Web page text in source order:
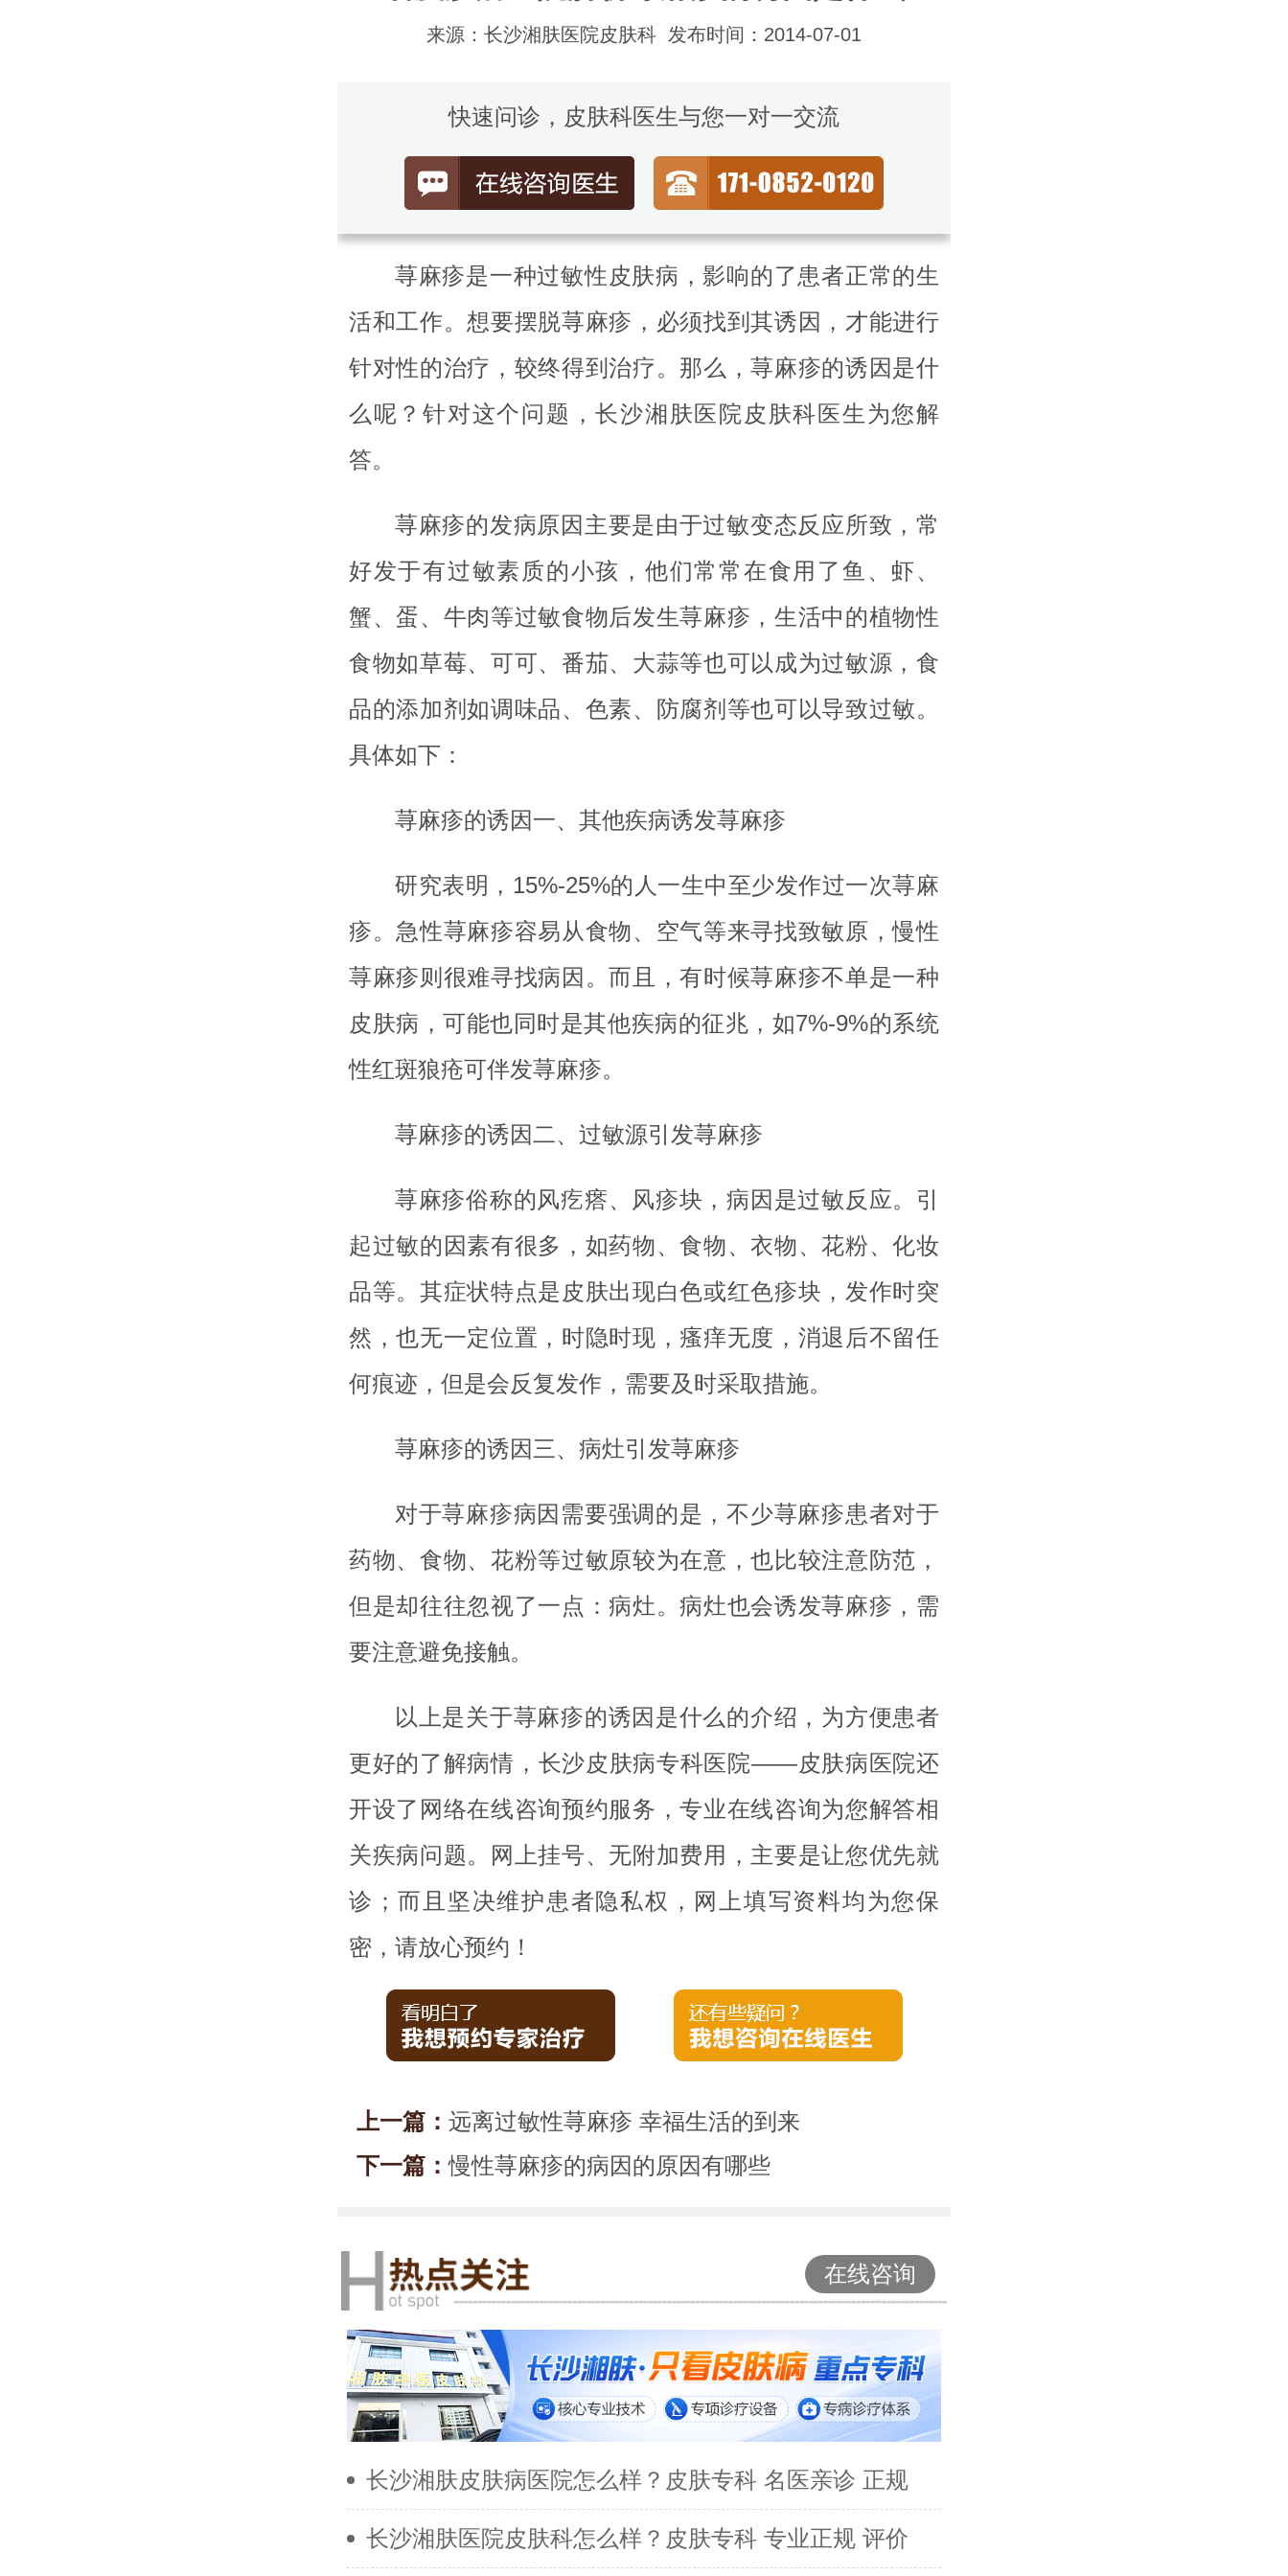
来源：长沙湘肤医院皮肤科 发布时间：2014-07-01
快速问诊，皮肤科医生与您一对一交流
荨麻疹是一种过敏性皮肤病，影响的了患者正常的生
活和工作。想要摆脱荨麻疹，必须找到其诱因，才能进行
针对性的治疗，较终得到治疗。那么，荨麻疹的诱因是什
么呢？针对这个问题，长沙湘肤医院皮肤科医生为您解
答。
荨麻疹的发病原因主要是由于过敏变态反应所致，常
好发于有过敏素质的小孩，他们常常在食用了鱼、虾、
蟹、蛋、牛肉等过敏食物后发生荨麻疹，生活中的植物性
食物如草莓、可可、番茄、大蒜等也可以成为过敏源，食
品的添加剂如调味品、色素、防腐剂等也可以导致过敏。
具体如下：
荨麻疹的诱因一、其他疾病诱发荨麻疹
研究表明，15%-25%的人一生中至少发作过一次荨麻
疹。急性荨麻疹容易从食物、空气等来寻找致敏原，慢性
荨麻疹则很难寻找病因。而且，有时候荨麻疹不单是一种
皮肤病，可能也同时是其他疾病的征兆，如7%-9%的系统
性红斑狼疮可伴发荨麻疹。
荨麻疹的诱因二、过敏源引发荨麻疹
荨麻疹俗称的风疙瘩、风疹块，病因是过敏反应。引
起过敏的因素有很多，如药物、食物、衣物、花粉、化妆
品等。其症状特点是皮肤出现白色或红色疹块，发作时突
然，也无一定位置，时隐时现，瘙痒无度，消退后不留任
何痕迹，但是会反复发作，需要及时采取措施。
荨麻疹的诱因三、病灶引发荨麻疹
对于荨麻疹病因需要强调的是，不少荨麻疹患者对于
药物、食物、花粉等过敏原较为在意，也比较注意防范，
但是却往往忽视了一点：病灶。病灶也会诱发荨麻疹，需
要注意避免接触。
以上是关于荨麻疹的诱因是什么的介绍，为方便患者
更好的了解病情，长沙皮肤病专科医院——皮肤病医院还
开设了网络在线咨询预约服务，专业在线咨询为您解答相
关疾病问题。网上挂号、无附加费用，主要是让您优先就
诊；而且坚决维护患者隐私权，网上填写资料均为您保
密，请放心预约！
上一篇： 远离过敏性荨麻疹 幸福生活的到来
下一篇：慢性荨麻疹的病因的原因有哪些
在线咨询
长沙湘肤皮肤病医院怎么样？皮肤专科 名医亲诊 正规
长沙湘肤医院皮肤科怎么样？皮肤专科 专业正规 评价